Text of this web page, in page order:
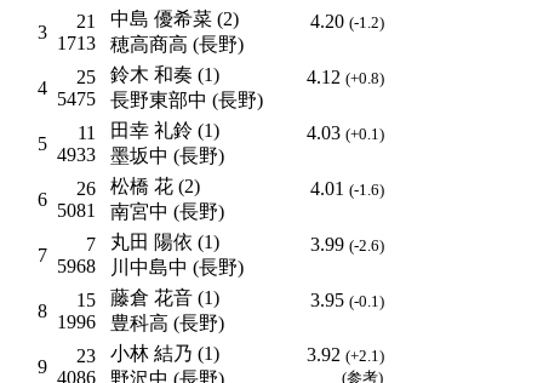
3
21
1713
中島 優希菜 (2)
穂高商高 (長野)
4.20 (-1.2)
4
25
5475
鈴木 和奏 (1)
長野東部中 (長野)
4.12 (+0.8)
5
11
4933
田幸 礼鈴 (1)
墨坂中 (長野)
4.03 (+0.1)
6
26
5081
松橋 花 (2)
南宮中 (長野)
4.01 (-1.6)
7
7
5968
丸田 陽依 (1)
川中島中 (長野)
3.99 (-2.6)
8
15
1996
藤倉 花音 (1)
豊科高 (長野)
3.95 (-0.1)
9
23
4086
小林 結乃 (1)
野沢中 (長野)
3.92 (+2.1)
(参考)